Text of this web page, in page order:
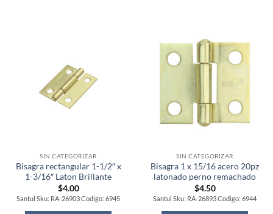
SIN CATEGORIZAR
Bisagra rectangular 1-1/2″ x
1-3/16″ Laton Brillante
$4.00
Santul Sku: RA-26903 Codigo: 6945
SIN CATEGORIZAR
Bisagra 1 x 15/16 acero 20pz
latonado perno remachado
$4.50
Santul Sku: RA-26893 Codigo: 6944